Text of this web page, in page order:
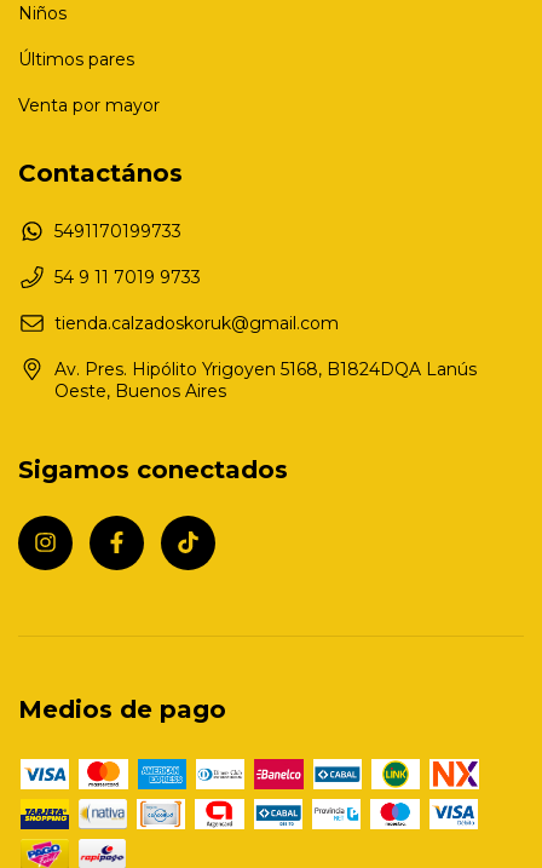
Niños
Últimos pares
Venta por mayor
Contactános
5491170199733
54 9 11 7019 9733
tienda.calzadoskoruk@gmail.com
Av. Pres. Hipólito Yrigoyen 5168, B1824DQA Lanús
Oeste, Buenos Aires
Sigamos conectados
Medios de pago